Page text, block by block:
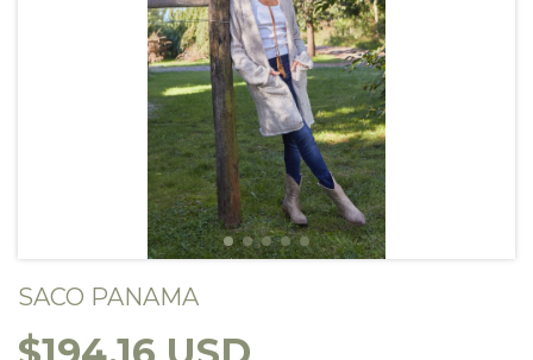
SACO PANAMA